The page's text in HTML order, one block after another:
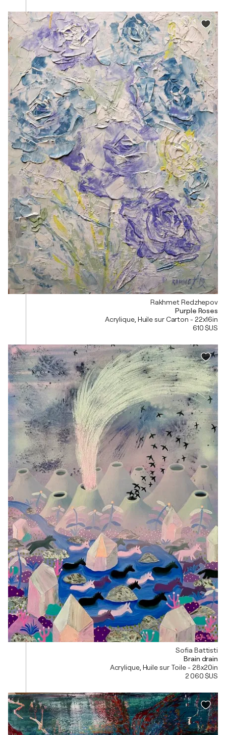
Rakhmet Redzhepov
Purple Roses
Acrylique, Huile sur Carton - 22x16in
610 $US
Sofia Battisti
Brain drain
Acrylique, Huile sur Toile - 28x20in
2 060 $US